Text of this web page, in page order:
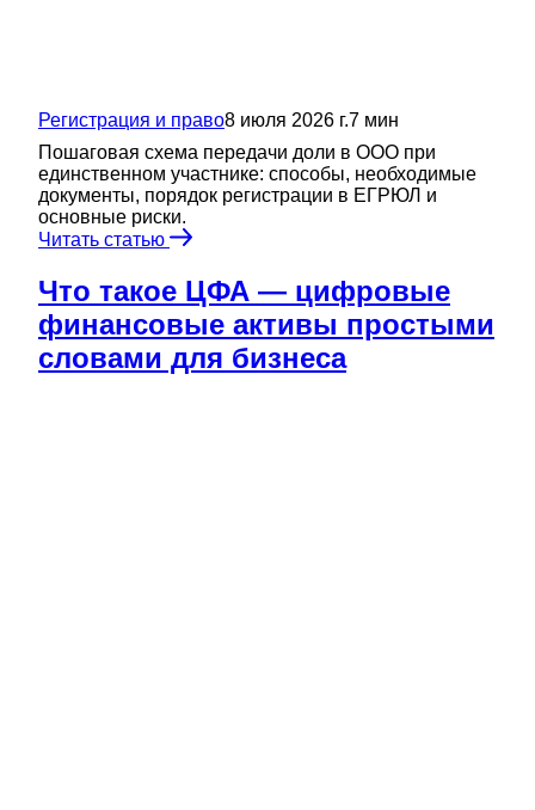
Регистрация и право8 июля 2026 г.7 мин
Пошаговая схема передачи доли в ООО при
единственном участнике: способы, необходимые
документы, порядок регистрации в ЕГРЮЛ и
основные риски.
Читать статью
Что такое ЦФА — цифровые
финансовые активы простыми
словами для бизнеса